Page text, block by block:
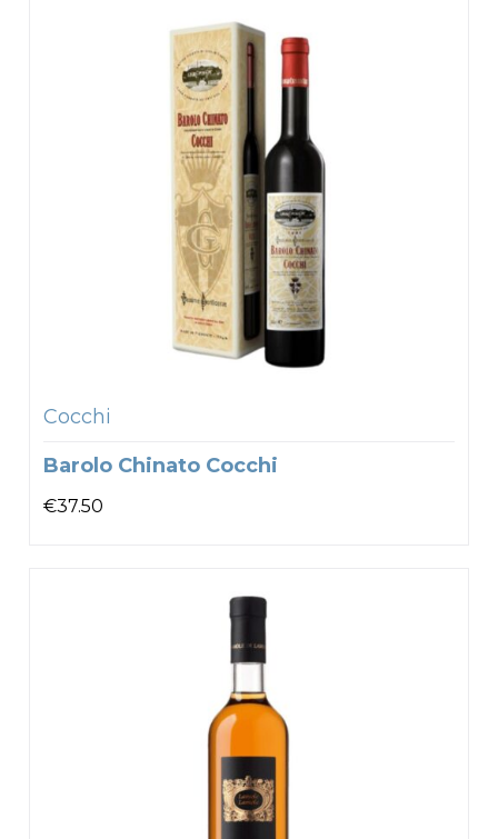
Cocchi
Barolo Chinato Cocchi
€37.50